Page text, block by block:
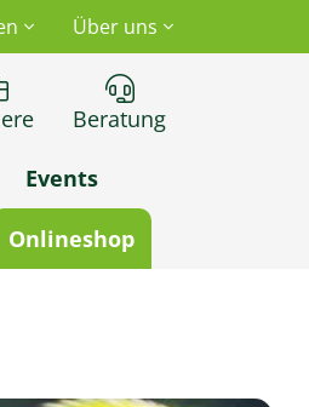
Über uns
Beratung
Events
Onlineshop